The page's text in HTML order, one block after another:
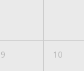
9 10